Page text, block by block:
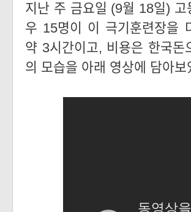
지난 주 금요일 (9월 18일)
우 15명이 이 극기훈련장을
약 3시간이고, 비용은 한국
의 모습을 아래 영상에 담아보